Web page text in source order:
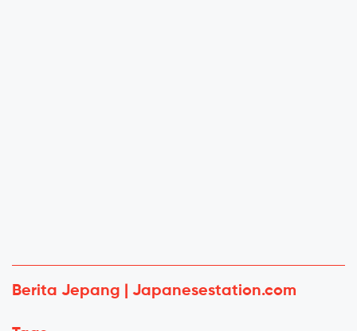
Berita Jepang | Japanesestation.com